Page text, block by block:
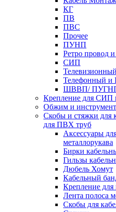
КГ
ПВ
ПВС
Прочее
ПУНП
Ретро провод
СИП
Телевизионный
Телефонный и
ШВВП/
Крепление для СИП
Обжим и инструмент
Скобы и стяжки для
для ПВХ труб
Аксессуары
металлорукава
Бирки
Гильзы
Дюбель Хомут
Кабельный
Крепление
Лента полоса
Скобы для